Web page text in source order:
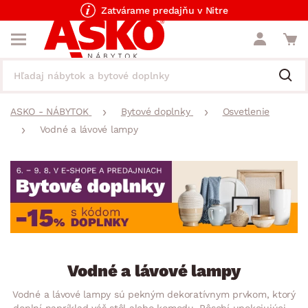
Zatvárame predajňu v Nitre
ASKO - NÁBYTOK Bytové doplnky
Osvetlenie
Vodné a lávové lampy
Vodné a lávové lampy
Vodné a lávové lampy sú pekným dekoratívnym prvkom, ktorý